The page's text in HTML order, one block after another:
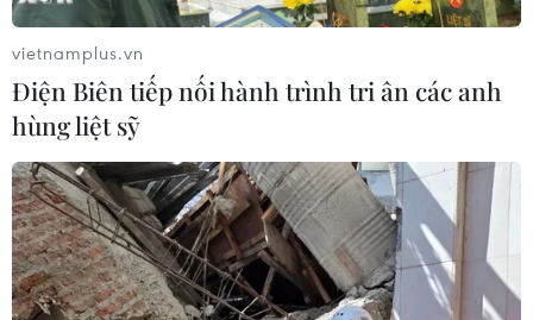
vietnamplus.vn
Điện Biên tiếp nối hành trình tri ân các anh
hùng liệt sỹ